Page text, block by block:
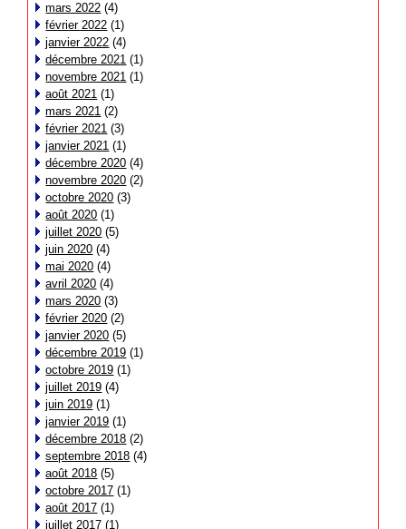
mars 2022 (4)
février 2022 (1)
janvier 2022 (4)
décembre 2021 (1)
novembre 2021 (1)
août 2021 (1)
mars 2021 (2)
février 2021 (3)
janvier 2021 (1)
décembre 2020 (4)
novembre 2020 (2)
octobre 2020 (3)
août 2020 (1)
juillet 2020 (5)
juin 2020 (4)
mai 2020 (4)
avril 2020 (4)
mars 2020 (3)
février 2020 (2)
janvier 2020 (5)
décembre 2019 (1)
octobre 2019 (1)
juillet 2019 (4)
juin 2019 (1)
janvier 2019 (1)
décembre 2018 (2)
septembre 2018 (4)
août 2018 (5)
octobre 2017 (1)
août 2017 (1)
juillet 2017 (1)